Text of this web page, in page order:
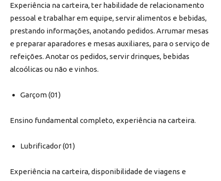
Experiência na carteira, ter habilidade de relacionamento
pessoal e trabalhar em equipe, servir alimentos e bebidas,
prestando informações, anotando pedidos. Arrumar mesas
e preparar aparadores e mesas auxiliares, para o serviço de
refeições. Anotar os pedidos, servir drinques, bebidas
alcoólicas ou não e vinhos.
Garçom (01)
Ensino fundamental completo, experiência na carteira.
Lubrificador (01)
Experiência na carteira, disponibilidade de viagens e